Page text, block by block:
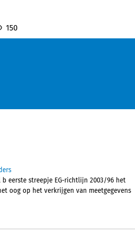
150
eerste streepje EG-richtlijn 2003/96 het
oog op het verkrijgen van meetgegevens